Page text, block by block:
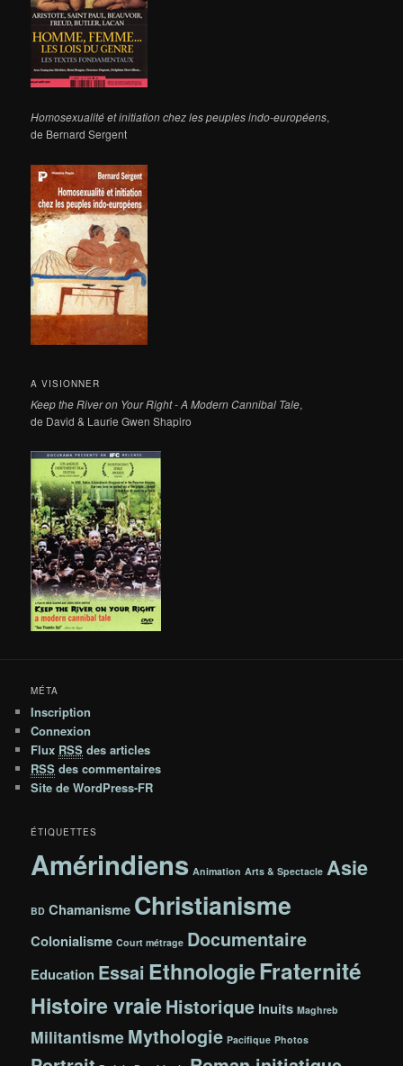
Homosexualité et initiation chez les peuples indo-européens,
de Bernard Sergent
A VISIONNER
Keep the River on Your Right - A Modern Cannibal Tale,
de David & Laurie Gwen Shapiro
MÉTA
Inscription
Connexion
Flux RSS des articles
RSS des commentaires
Site de WordPress-FR
ÉTIQUETTES
Amérindiens Animation Arts & Spectacle Asie
BD Chamanisme Christianisme
Colonialisme Court métrage Documentaire
Education Essai EthnologieFraternité
Histoire vraieHistorique Inuits Maghreb
Militantisme Mythologie Pacifique Photos